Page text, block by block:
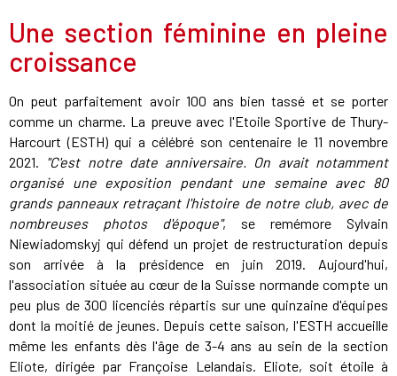
Une section féminine en pleine
croissance
On peut parfaitement avoir 100 ans bien tassé et se porter
comme un charme. La preuve avec l'Etoile Sportive de Thury-
Harcourt (ESTH) qui a célébré son centenaire le 11 novembre
2021. "C'est notre date anniversaire. On avait notamment
organisé une exposition pendant une semaine avec 80
grands panneaux retraçant l'histoire de notre club, avec de
nombreuses photos d'époque", se remémore Sylvain
Niewiadomskyj qui défend un projet de restructuration depuis
son arrivée à la présidence en juin 2019. Aujourd'hui,
l'association située au cœur de la Suisse normande compte un
peu plus de 300 licenciés répartis sur une quinzaine d'équipes
dont la moitié de jeunes. Depuis cette saison, l'ESTH accueille
même les enfants dès l'âge de 3-4 ans au sein de la section
Eliote, dirigée par Françoise Lelandais. Eliote, soit étoile à